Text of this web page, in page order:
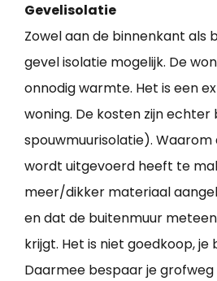
Gevelisolatie
Zowel aan de binnenkant als
gevel isolatie mogelijk. De
onnodig warmte. Het is een
woning. De kosten zijn echter
spouwmuurisolatie).
wordt uitgevoerd heeft te
meer/dikker materiaal
en dat de buitenmuur
krijgt. Het is niet goedkoop, je
Daarmee bespaar je